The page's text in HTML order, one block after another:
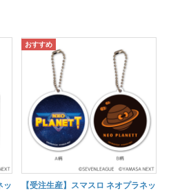
ッ
【受注生産】スマスロ ネオプラネッ